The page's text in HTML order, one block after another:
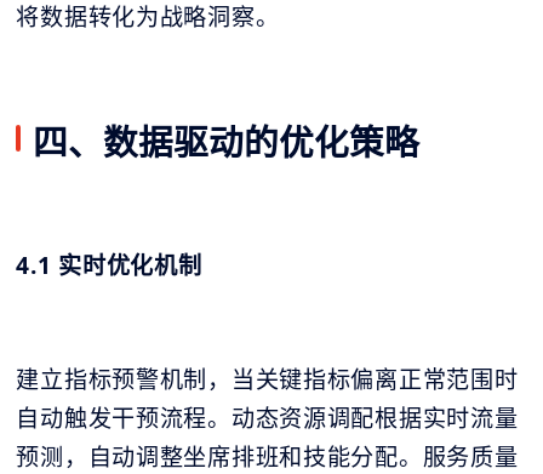
将数据转化为战略洞察。
四、数据驱动的优化策略
4.1 实时优化机制
建立指标预警机制，当关键指标偏离正常范围时
自动触发干预流程。动态资源调配根据实时流量
预测，自动调整坐席排班和技能分配。服务质量